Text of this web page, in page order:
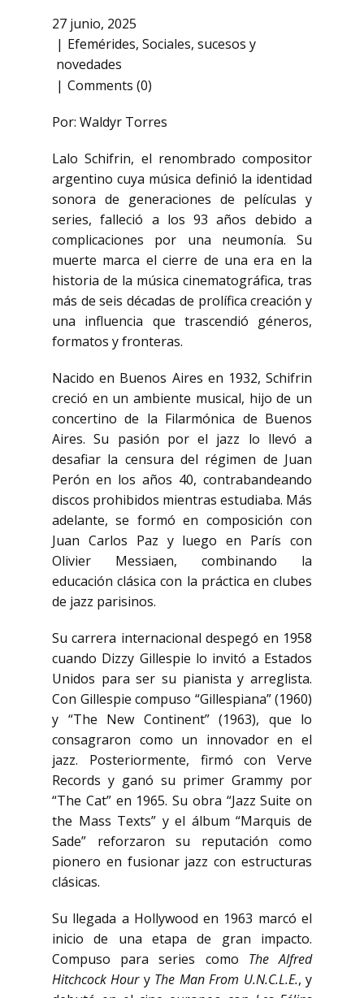
27 junio, 2025
Efemérides, Sociales, sucesos y
novedades
Comments (0)
Por: Waldyr Torres
Lalo Schifrin, el renombrado compositor
argentino cuya música definió la identidad
sonora de generaciones de películas y
series, falleció a los 93 años debido a
complicaciones por una neumonía. Su
muerte marca el cierre de una era en la
historia de la música cinematográfica, tras
más de seis décadas de prolífica creación y
una influencia que trascendió géneros,
formatos y fronteras.
Nacido en Buenos Aires en 1932, Schifrin
creció en un ambiente musical, hijo de un
concertino de la Filarmónica de Buenos
Aires. Su pasión por el jazz lo llevó a
desafiar la censura del régimen de Juan
Perón en los años 40, contrabandeando
discos prohibidos mientras estudiaba. Más
adelante, se formó en composición con
Juan Carlos Paz y luego en París con
Olivier Messiaen, combinando la
educación clásica con la práctica en clubes
de jazz parisinos.
Su carrera internacional despegó en 1958
cuando Dizzy Gillespie lo invitó a Estados
Unidos para ser su pianista y arreglista.
Con Gillespie compuso “Gillespiana” (1960)
y “The New Continent” (1963), que lo
consagraron como un innovador en el
jazz. Posteriormente, firmó con Verve
Records y ganó su primer Grammy por
“The Cat” en 1965. Su obra “Jazz Suite on
the Mass Texts” y el álbum “Marquis de
Sade” reforzaron su reputación como
pionero en fusionar jazz con estructuras
clásicas.
Su llegada a Hollywood en 1963 marcó el
inicio de una etapa de gran impacto.
Compuso para series como The Alfred
Hitchcock Houry The Man From U.N.C.L.E., y